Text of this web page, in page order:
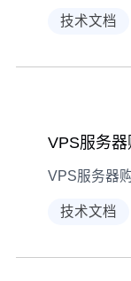
技术文档
VPS服务
技术文档